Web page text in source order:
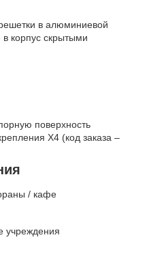
в алюминиевой
в корпус скрытыми
поверхность
Х4 (код заказа –
/ кафе
учреждения